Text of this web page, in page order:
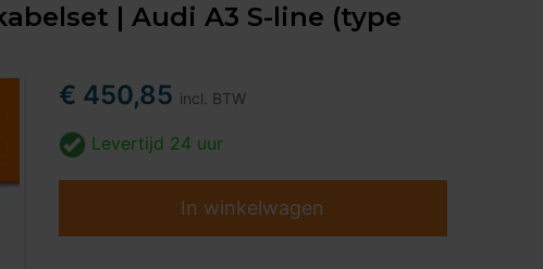
| Audi A3 S-line (type
€ 450,85 incl. BTW
Levertijd 24 uur
In winkelwagen